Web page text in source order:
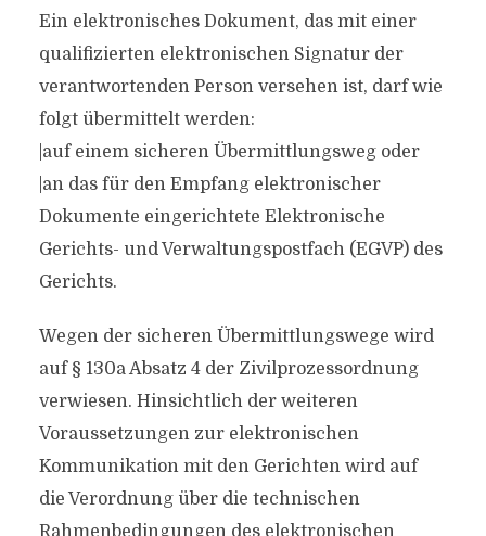
Ein elektronisches Dokument, das mit einer
qualifizierten elektronischen Signatur der
verantwortenden Person versehen ist, darf wie
folgt übermittelt werden:
|auf einem sicheren Übermittlungsweg oder
|an das für den Empfang elektronischer
Dokumente eingerichtete Elektronische
Gerichts- und Verwaltungspostfach (EGVP) des
Gerichts.
Wegen der sicheren Übermittlungswege wird
auf § 130a Absatz 4 der Zivilprozessordnung
verwiesen. Hinsichtlich der weiteren
Voraussetzungen zur elektronischen
Kommunikation mit den Gerichten wird auf
die Verordnung über die technischen
Rahmenbedingungen des elektronischen